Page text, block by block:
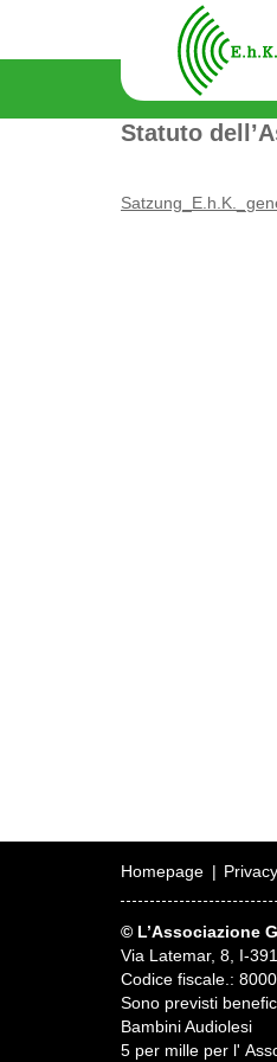
Statuto
Homepage Privacy
© L’Associazione
Via Latemar, 8, I-
Codice fiscale.:
Sono previsti
Bambini Audiolesi
5 per mille per l'